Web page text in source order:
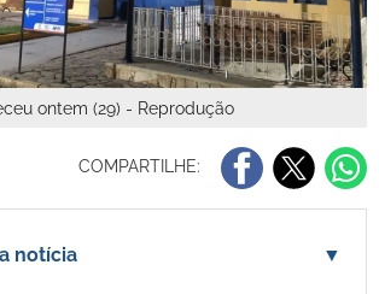
ontem (29) - Reprodução
COMPARTILHE:
notícia ▼